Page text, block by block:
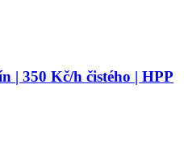
| 350 Kč/h čistého | HPP